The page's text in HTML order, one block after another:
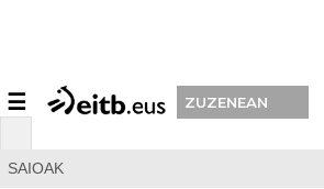
☰ ZUZENEAN
SAIOAK